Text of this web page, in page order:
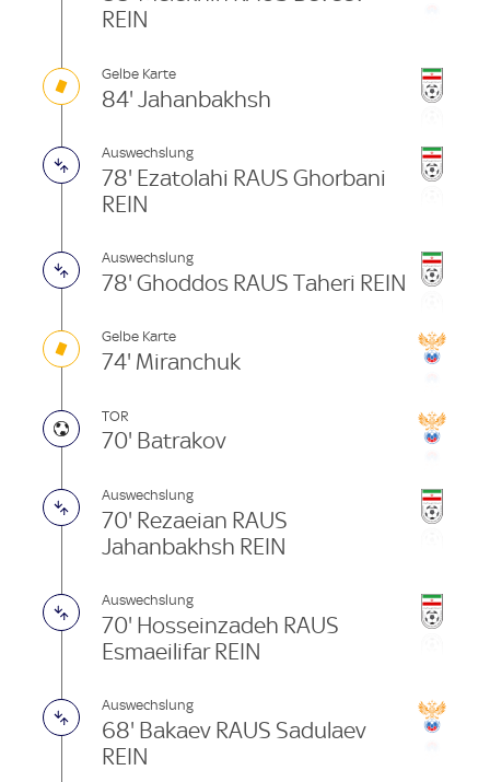
REIN
Gelbe Karte
84' Jahanbakhsh
Auswechslung
78' Ezatolahi RAUS Ghorbani
REIN
Auswechslung
78' Ghoddos RAUS Taheri REIN
Gelbe Karte
74' Miranchuk
TOR
70' Batrakov
Auswechslung
70' Rezaeian RAUS
Jahanbakhsh REIN
Auswechslung
70' Hosseinzadeh RAUS
Esmaeilifar REIN
Auswechslung
68' Bakaev RAUS Sadulaev
REIN